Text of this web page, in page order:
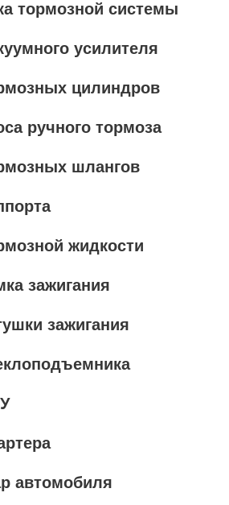
тормозной системы
усилителя
цилиндров
ручного тормоза
шлангов
жидкости
зажигания
зажигания
автомобиля